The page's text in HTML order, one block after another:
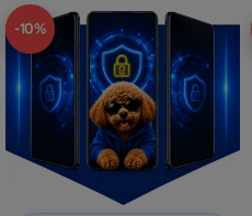
-10%